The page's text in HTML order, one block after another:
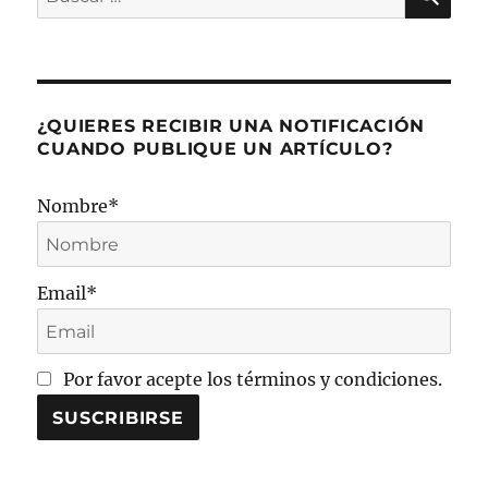
por:
¿QUIERES RECIBIR UNA NOTIFICACIÓN
CUANDO PUBLIQUE UN ARTÍCULO?
Nombre*
Email*
Por favor acepte los términos y condiciones.